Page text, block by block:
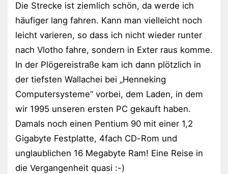
Die Strecke ist ziemlich schön, da werde ich
häufiger lang fahren. Kann man vielleicht noch
leicht varieren, so dass ich nicht wieder runter
nach Vlotho fahre, sondern in Exter raus komme.
In der Plögereistraße kam ich dann plötzlich in
der tiefsten Wallachei bei „Henneking
Computersysteme“ vorbei, dem Laden, in dem
wir 1995 unseren ersten PC gekauft haben.
Damals noch einen Pentium 90 mit einer 1,2
Gigabyte Festplatte, 4fach CD-Rom und
unglaublichen 16 Megabyte Ram! Eine Reise in
die Vergangenheit quasi :-)